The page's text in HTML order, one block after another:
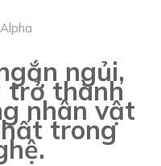
ngủi,
trở thành
nhân vật
trong